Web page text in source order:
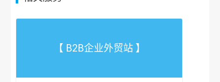
【 B2B企业外贸站 】